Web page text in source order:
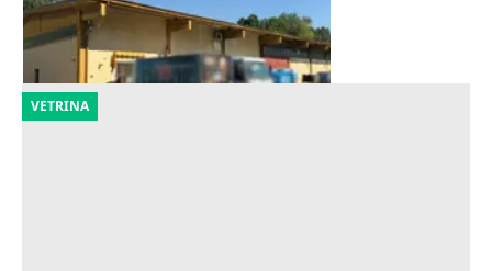
Castelverde (Cremona)
23/09/2026
VETRINA